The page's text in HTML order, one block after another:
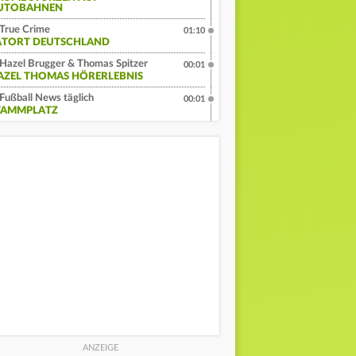
True Crime
DEUTSCHLAND
01:10
Hazel Brugger & Thomas Spitzer
THOMAS HÖRERLEBNIS
00:01
Fußball News täglich
00:01